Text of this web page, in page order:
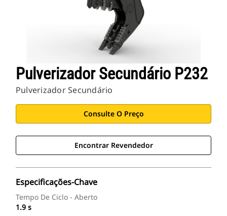
Pulverizador Secundário P232
Pulverizador Secundário
Consulte O Preço
Encontrar Revendedor
Especificações-Chave
Tempo De Ciclo - Aberto
1.9 s